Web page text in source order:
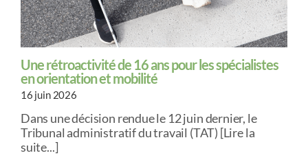
Une rétroactivité de 16 ans pour les spécialistes
en orientation et mobilité
16 juin 2026
Dans une décision rendue le 12 juin dernier, le
Tribunal administratif du travail (TAT) [Lire la
suite...]